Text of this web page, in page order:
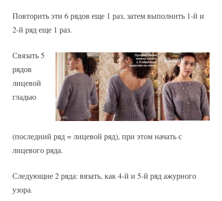
Повторить эти 6 рядов еще 1 раз, затем выполнить 1-й и
2-й ряд еще 1 раз.
Связать 5
рядов
лицевой
гладью
(последний ряд = лицевой ряд), при этом начать с
лицевого ряда.
Следующие 2 ряда: вязать, как 4-й и 5-й ряд ажурного
узора.